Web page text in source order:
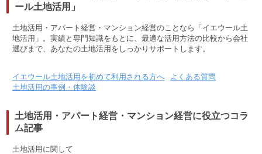
ール土地活用」
土地活用・アパート経営・マンション経営のことなら「イエウール土
地活用」。実績と専門知識をもとに、最適な活用方法の比較から会社
選びまで、あなたの土地活用をしっかりサポートします。
イエウール土地活用を初めて利用される方へ
よくある質問
土地活用の事例・体験談
土地活用・アパート経営・マンション経営に役立つコラ
ム記事
土地活用に関して